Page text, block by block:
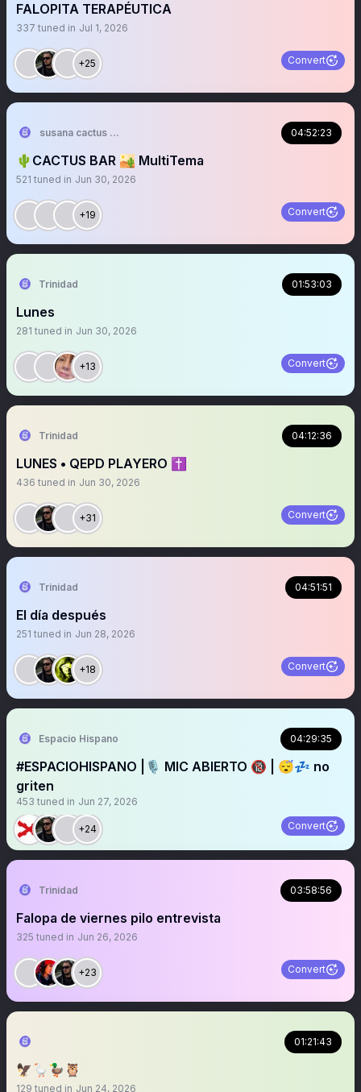
FALOPITA TERAPÉUTICA
337 tuned in Jul 1, 2026
+25 Convert
susana cactus 🌵 04:52:23
🌵CACTUS BAR 🏜️ MultiTema
521 tuned in Jun 30, 2026
+19 Convert
Trinidad 01:53:03
Lunes
281 tuned in Jun 30, 2026
+13 Convert
Trinidad 04:12:36
LUNES • QEPD PLAYERO ✝️
436 tuned in Jun 30, 2026
+31 Convert
Trinidad 04:51:51
El día después
251 tuned in Jun 28, 2026
+18 Convert
Espacio Hispano 04:29:35
#ESPACIOHISPANO |🎙️ MIC ABIERTO 🔞 | 😴💤 no
griten
453 tuned in Jun 27, 2026
+24 Convert
Trinidad 03:58:56
Falopa de viernes pilo entrevista
325 tuned in Jun 26, 2026
+23 Convert
01:21:43
🦅🪿🦆🦉
129 tuned in Jun 24, 2026